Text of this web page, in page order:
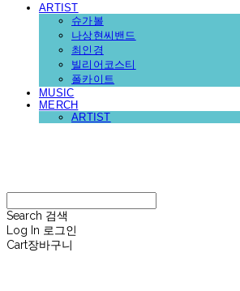
ARTIST
슈가볼
나상현씨밴드
최인경
빌리어코스티
폴카이트
MUSIC
MERCH
ARTIST
Search 검색
Log In 로그인
Cart장바구니